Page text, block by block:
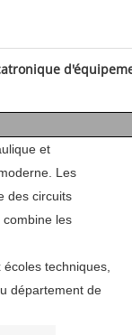
et
Les
des circuits
les
techniques,
département de